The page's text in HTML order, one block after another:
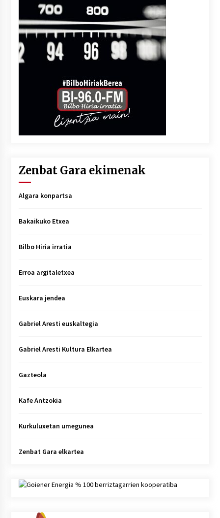
Zenbat Gara ekimenak
Algara konpartsa
Bakaikuko Etxea
Bilbo Hiria irratia
Erroa argitaletxea
Euskara jendea
Gabriel Aresti euskaltegia
Gabriel Aresti Kultura Elkartea
Gazteola
Kafe Antzokia
Kurkuluxetan umegunea
Zenbat Gara elkartea